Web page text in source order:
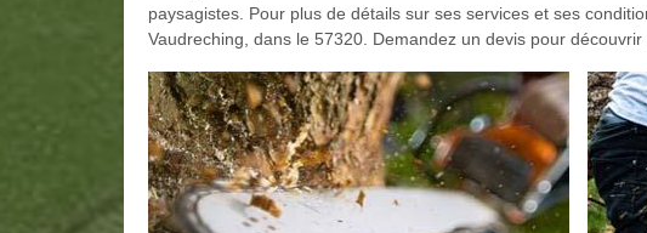
paysagistes. Pour plus de détails sur ses services et ses
Vaudreching, dans le 57320. Demandez un devis pour découvrir